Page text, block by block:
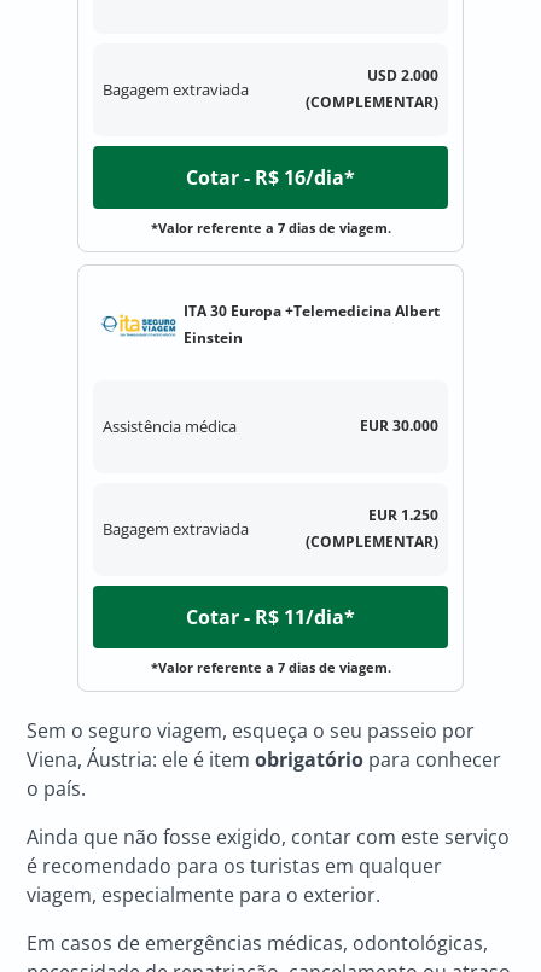
Bagagem extraviada
USD 2.000
(COMPLEMENTAR)
Cotar - R$ 16/dia*
*Valor referente a 7 dias de viagem.
ITA 30 Europa +Telemedicina Albert
Einstein
Assistência médica EUR 30.000
Bagagem extraviada
EUR 1.250
(COMPLEMENTAR)
Cotar - R$ 11/dia*
*Valor referente a 7 dias de viagem.
Sem o seguro viagem, esqueça o seu passeio por
Viena, Áustria: ele é itemobrigatório para conhecer
o país.
Ainda que não fosse exigido, contar com este serviço
é recomendado para os turistas em qualquer
viagem, especialmente para o exterior.
Em casos de emergências médicas, odontológicas,